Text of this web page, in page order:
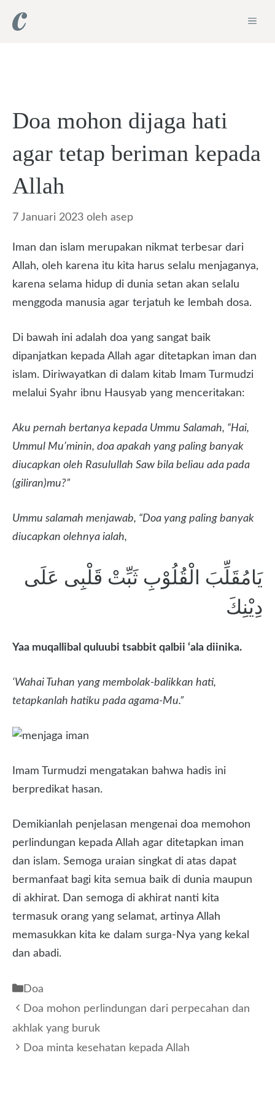
Doa mohon dijaga hati
agar tetap beriman kepada
Allah
7 Januari 2023 oleh asep
Iman dan islam merupakan nikmat terbesar dari
Allah, oleh karena itu kita harus selalu menjaganya,
karena selama hidup di dunia setan akan selalu
menggoda manusia agar terjatuh ke lembah dosa.
Di bawah ini adalah doa yang sangat baik
dipanjatkan kepada Allah agar ditetapkan iman dan
islam. Diriwayatkan di dalam kitab Imam Turmudzi
melalui Syahr ibnu Hausyab yang menceritakan:
Aku pernah bertanya kepada Ummu Salamah, “Hai,
Ummul Mu’minin, doa apakah yang paling banyak
diucapkan oleh Rasulullah Saw bila beliau ada pada
(giliran)mu?”
Ummu salamah menjawab, “Doa yang paling banyak
diucapkan olehnya ialah,
يَامُقَلِّبَ الْقُلُوْبِ ثَبِّتْ قَلْبِى عَلَى
دِيْنِكَ
Yaa muqallibal quluubi tsabbit qalbii ‘ala diinika.
‘Wahai Tuhan yang membolak-balikkan hati,
tetapkanlah hatiku pada agama-Mu.”
Imam Turmudzi mengatakan bahwa hadis ini
berpredikat hasan.
Demikianlah penjelasan mengenai doa memohon
perlindungan kepada Allah agar ditetapkan iman
dan islam. Semoga uraian singkat di atas dapat
bermanfaat bagi kita semua baik di dunia maupun
di akhirat. Dan semoga di akhirat nanti kita
termasuk orang yang selamat, artinya Allah
memasukkan kita ke dalam surga-Nya yang kekal
dan abadi.
Kategori
Doa
Doa mohon perlindungan dari perpecahan dan
akhlak yang buruk
Doa minta kesehatan kepada Allah